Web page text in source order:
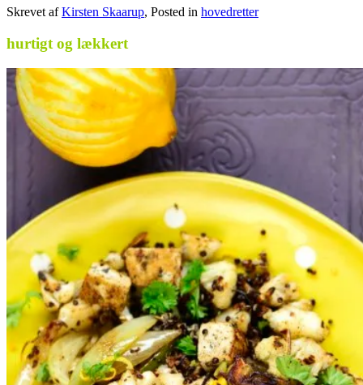
Skrevet afKirsten Skaarup, Posted in hovedretter
hurtigt og lækkert